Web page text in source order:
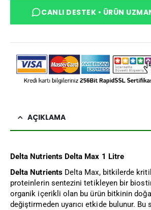
CANLI DESTEK • ÜRÜN
AÇIKLAMA
Delta Nutrients Delta Max 1 Litre
Delta Nutrients Delta Max, bitkilerde
proteinlerin sentezini tetikleyen bir
organik içerikli olan bu ürün bitkinin
değiştirmeden uyarıcı etkide bulunur. Bu